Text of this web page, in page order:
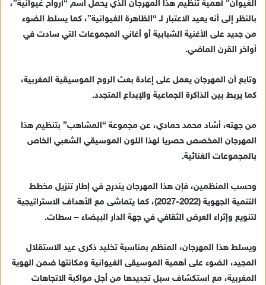
الغيوان” أهمية تنظيم هذا المهرجان الذي يحمل اسم “أرواح غيوانية”،
بالنظر إلى أنه يعيد الاعتبار لـ “الظاهرة الغيوانية”، كما يسلط الضوء
من جديد على الأغنية الشبابية أو أغاني المجموعات التي سادت في
أواخر القرن الماضي.
وتابع أن المهرجان يعمل على إعادة بعث الروح الموسيقية المغربية،
كما يربط بين الذاكرة الجماعية والإبداع المتجدد.
من جهته، أشاد محمد حمادي، عن مجموعة “المشاهب” بتنظيم هذا
المهرجان المخصص حصريا لهذا اللون الموسيقي الشعبي الخاص
بالمجموعات الغنائية.
وحسب المنظمين، فإن هذا المهرجان يندرج في إطار تنزيل مخطط
التنمية الجهوية (2022-2027)، كما يتماشى مع الأهداف الاستراتيجية
لتنويع وإثراء العرض الثقافي في جهة الدار البيضاء – سطات.
ويسلط هذا المهرجان، المنظم بمناسبة تخليد ذكرى عيد الاستقلال
المجيد، الضوء على أهمية الموسيقى الغيوانية ومكانتها ضمن الهوية
المغربية، مع استكشاف سبل تجديدها من أجل مواكبة الاتجاهات